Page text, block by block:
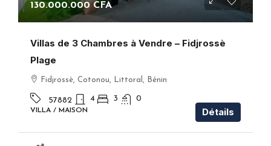
130.000.000 CFA
Villas de 3 Chambres à Vendre – Fidjrossè
Plage
Fidjrossè, Cotonou, Littoral, Bénin
57882 4 3 0
VILLA / MAISON Détails